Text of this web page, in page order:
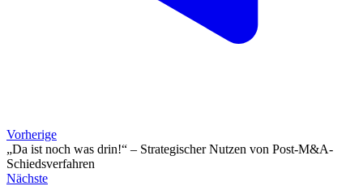
Vorherige
„Da ist noch was drin!“ – Strategischer Nutzen von Post-M&A-
Schiedsverfahren
Nächste